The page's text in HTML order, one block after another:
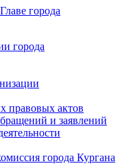
города
города
правовых актов
и заявлений
города Кургана